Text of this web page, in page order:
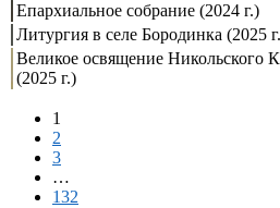
Епархиальное собрание (2024 г.)
Литургия в селе Бородинка (2025
Великое освящение Никольского
(2025 г.)
1
2
3
…
132